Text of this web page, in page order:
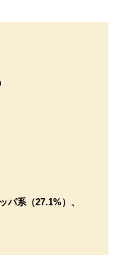
パ系（27.1%）、